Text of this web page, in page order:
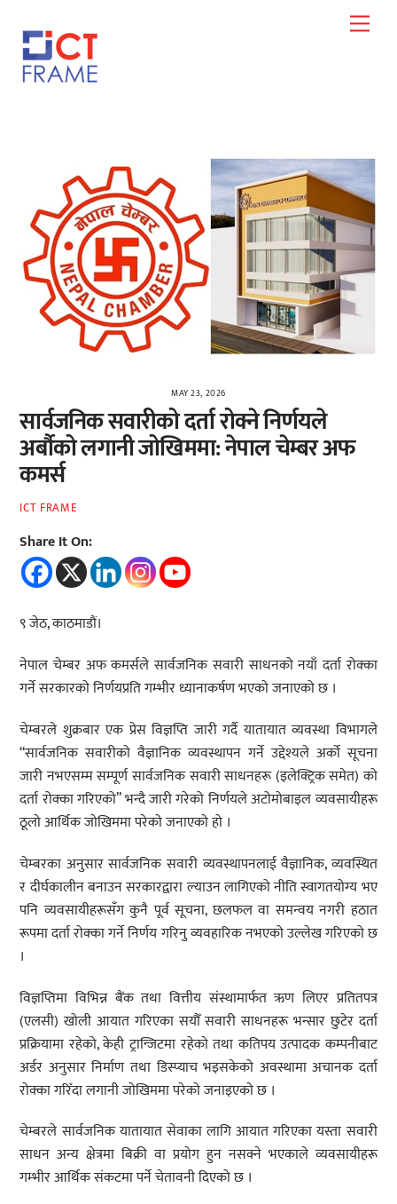
content
MAY 23, 2026
सार्वजनिक सवारीको दर्ता रोक्ने निर्णयले
अर्बौको लगानी जोखिममा: नेपाल चेम्बर अफ
कमर्स
ICT FRAME
Share It On:
९ जेठ, काठमाडौं।
नेपाल चेम्बर अफ कमर्सले सार्वजनिक सवारी साधनको नयाँ दर्ता रोक्का
गर्ने सरकारको निर्णयप्रति गम्भीर ध्यानाकर्षण भएको जनाएको छ ।
चेम्बरले शुक्रबार एक प्रेस विज्ञप्ति जारी गर्दै यातायात व्यवस्था विभागले
“सार्वजनिक सवारीको वैज्ञानिक व्यवस्थापन गर्ने उद्देश्यले अर्को सूचना
जारी नभएसम्म सम्पूर्ण सार्वजनिक सवारी साधनहरू (इलेक्ट्रिक समेत) को
दर्ता रोक्का गरिएको” भन्दै जारी गरेको निर्णयले अटोमोबाइल व्यवसायीहरू
ठूलो आर्थिक जोखिममा परेको जनाएको हो ।
चेम्बरका अनुसार सार्वजनिक सवारी व्यवस्थापनलाई वैज्ञानिक, व्यवस्थित
र दीर्घकालीन बनाउन सरकारद्वारा ल्याउन लागिएको नीति स्वागतयोग्य भए
पनि व्यवसायीहरूसँग कुनै पूर्व सूचना, छलफल वा समन्वय नगरी हठात
रूपमा दर्ता रोक्का गर्ने निर्णय गरिनु व्यवहारिक नभएको उल्लेख गरिएको छ
।
विज्ञप्तिमा विभिन्न बैंक तथा वित्तीय संस्थामार्फत ऋण लिएर प्रतितपत्र
(एलसी) खोली आयात गरिएका सयौँ सवारी साधनहरू भन्सार छुटेर दर्ता
प्रक्रियामा रहेको, केही ट्रान्जिटमा रहेको तथा कतिपय उत्पादक कम्पनीबाट
अर्डर अनुसार निर्माण तथा डिस्प्याच भइसकेको अवस्थामा अचानक दर्ता
रोक्का गरिँदा लगानी जोखिममा परेको जनाइएको छ ।
चेम्बरले सार्वजनिक यातायात सेवाका लागि आयात गरिएका यस्ता सवारी
साधन अन्य क्षेत्रमा बिक्री वा प्रयोग हुन नसक्ने भएकाले व्यवसायीहरू
गम्भीर आर्थिक संकटमा पर्ने चेतावनी दिएको छ ।